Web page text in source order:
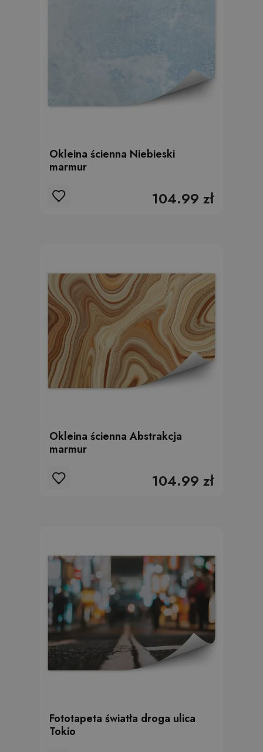
Okleina ścienna Niebieski
marmur
104.99 zł
Okleina ścienna Abstrakcja
marmur
104.99 zł
Fototapeta światła droga ulica
Tokio